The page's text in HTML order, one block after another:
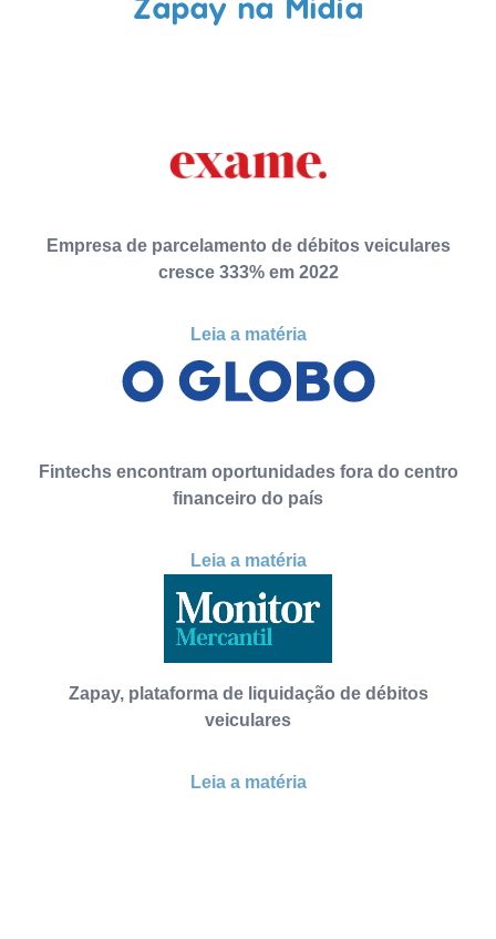
Empresa de parcelamento de débitos veiculares
cresce 333% em 2022
Leia a matéria
Fintechs encontram oportunidades fora do centro
financeiro do país
Leia a matéria
Zapay, plataforma de liquidação de débitos
veiculares
Leia a matéria